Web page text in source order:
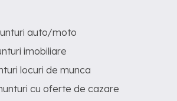
auto/moto
imobiliare
locuri de munca
cu oferte de cazare